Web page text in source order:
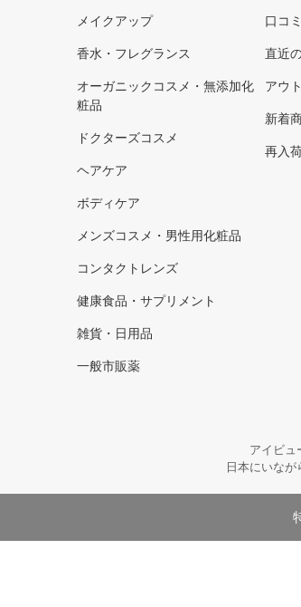
メイクアップ
香水・フレグランス
オーガニックコスメ・無添加化
粧品
ドクターズコスメ
ヘアケア
ボディケア
メンズコスメ・男性用化粧品
コンタクトレンズ
健康食品・サプリメント
雑貨・日用品
一般市販薬
口コ
直近
アウ
新着
再入
アイビュ
日本にいな